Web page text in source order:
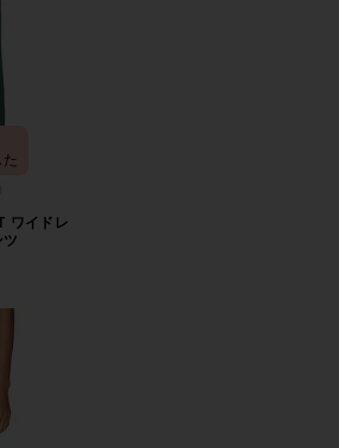
ワイドレ
SAMMY HIGH WAIST RIGOR 7/8 8分丈レギン